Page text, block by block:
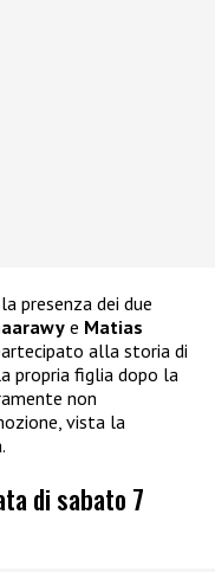
presenza dei due
e Matias
alla storia di
propria figlia dopo la
non
vista la
di sabato 7